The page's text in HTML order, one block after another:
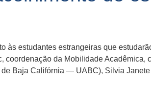
às estudantes estrangeiras que
da Mobilidade Acadêmica,
Baja Califórnia — UABC), Silvia